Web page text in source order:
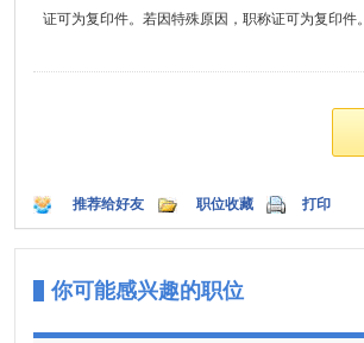
证可为复印件。若因特殊原因，职称证可为复印件。
推荐给好友 职位收藏 打印
你可能感兴趣的职位